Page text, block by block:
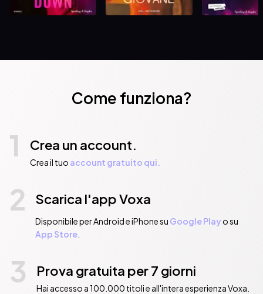
Come funziona?
1 Crea un account.
Crea il tuo account gratuito qui.
2 Scarica l'app Voxa
Disponibile per Android e iPhone su Google Playo su
App Store.
3 Prova gratuita per 7 giorni
Hai accesso a 100.000 titoli e all'intera esperienza Voxa.